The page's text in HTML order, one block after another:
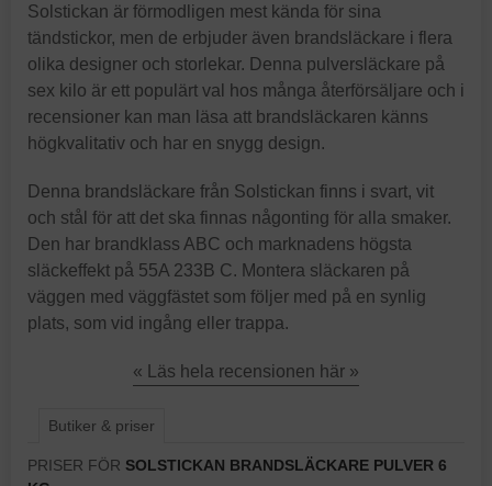
Solstickan är förmodligen mest kända för sina
tändstickor, men de erbjuder även brandsläckare i flera
olika designer och storlekar. Denna pulversläckare på
sex kilo är ett populärt val hos många återförsäljare och i
recensioner kan man läsa att brandsläckaren känns
högkvalitativ och har en snygg design.
Denna brandsläckare från Solstickan finns i svart, vit
och stål för att det ska finnas någonting för alla smaker.
Den har brandklass ABC och marknadens högsta
släckeffekt på 55A 233B C. Montera släckaren på
väggen med väggfästet som följer med på en synlig
plats, som vid ingång eller trappa.
« Läs hela recensionen här »
Butiker & priser
PRISER FÖR SOLSTICKAN BRANDSLÄCKARE PULVER 6